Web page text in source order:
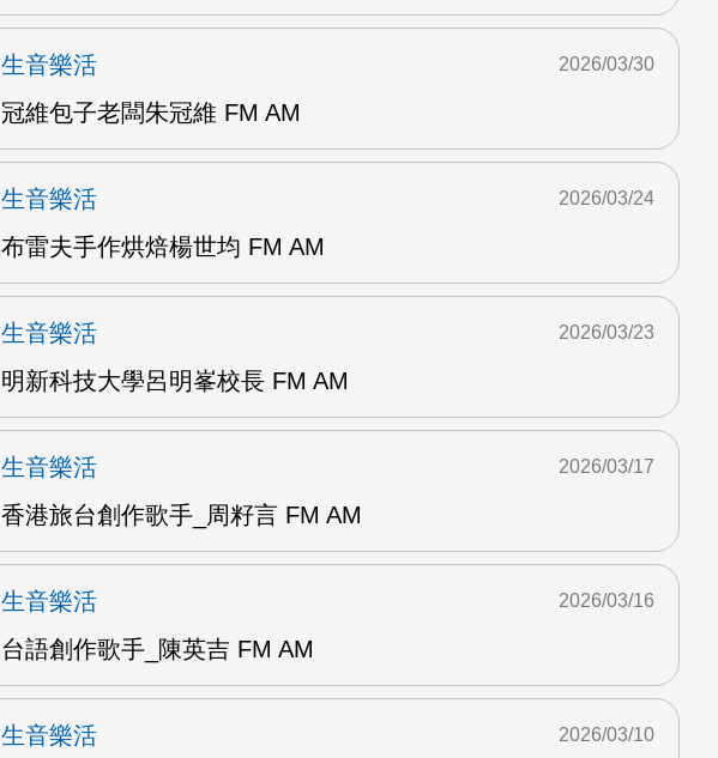
生音樂活
冠維包子老闆朱冠維 FM AM
2026/03/30
生音樂活
布雷夫手作烘焙楊世均 FM AM
2026/03/24
生音樂活
明新科技大學呂明峯校長 FM AM
2026/03/23
生音樂活
香港旅台創作歌手_周籽言 FM AM
2026/03/17
生音樂活
台語創作歌手_陳英吉 FM AM
2026/03/16
生音樂活 2026/03/10